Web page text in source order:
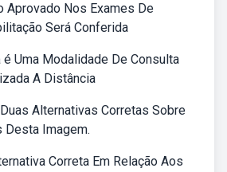
Aprovado Nos Exames De
Será Conferida
Uma Modalidade De Consulta
A Distância
Alternativas Corretas Sobre
Desta Imagem.
Correta Em Relação Aos